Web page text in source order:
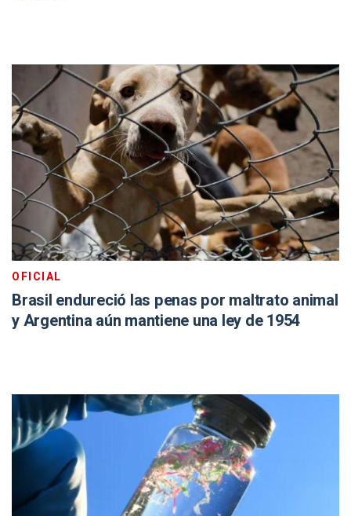
OFICIAL
Brasil endureció las penas por maltrato animal
y Argentina aún mantiene una ley de 1954